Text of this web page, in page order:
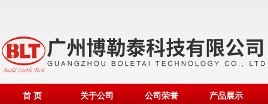
首 页 关于公司 公司荣誉 产品展示